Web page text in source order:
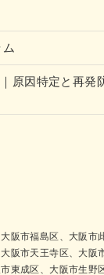
原因特定と再発
阪市福島区、大阪市
阪市天王寺区、大阪
東成区、大阪市生野